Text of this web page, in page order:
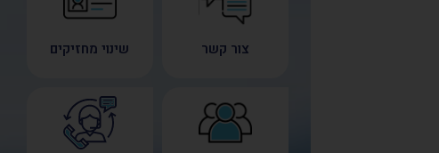
צור קשר שינוי מחזיקים